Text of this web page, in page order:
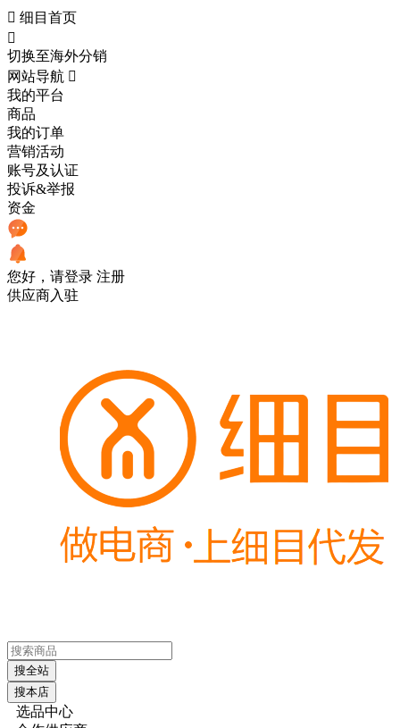
 细目首页

切换至海外分销
网站导航 
我的平台
商品
我的订单
营销活动
账号及认证
投诉&举报
资金
您好，请登录 注册
供应商入驻
搜全站
搜本店
选品中心